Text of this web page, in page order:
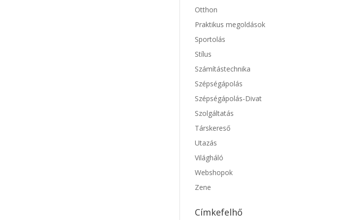
Otthon
Praktikus megoldások
Sportolás
Stílus
Számítástechnika
Szépségápolás
Szépségápolás-Divat
Szolgáltatás
Társkereső
Utazás
Világháló
Webshopok
Zene
Címkefelhő